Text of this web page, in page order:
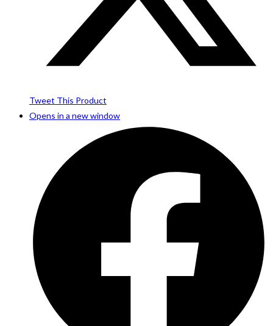
Tweet This Product
Opens in a new window